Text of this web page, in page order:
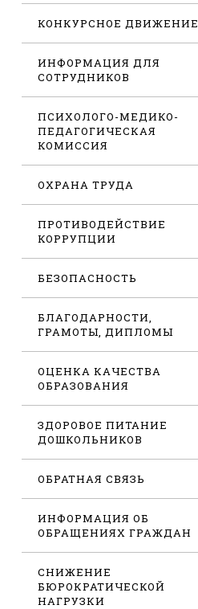
КОНКУРСНОЕ ДВИЖЕНИЕ
ИНФОРМАЦИЯ ДЛЯ
СОТРУДНИКОВ
ПСИХОЛОГО-МЕДИКО-
ПЕДАГОГИЧЕСКАЯ
КОМИССИЯ
ОХРАНА ТРУДА
ПРОТИВОДЕЙСТВИЕ
КОРРУПЦИИ
БЕЗОПАСНОСТЬ
БЛАГОДАРНОСТИ,
ГРАМОТЫ, ДИПЛОМЫ
ОЦЕНКА КАЧЕСТВА
ОБРАЗОВАНИЯ
ЗДОРОВОЕ ПИТАНИЕ
ДОШКОЛЬНИКОВ
ОБРАТНАЯ СВЯЗЬ
ИНФОРМАЦИЯ ОБ
ОБРАЩЕНИЯХ ГРАЖДАН
СНИЖЕНИЕ
БЮРОКРАТИЧЕСКОЙ
НАГРУЗКИ